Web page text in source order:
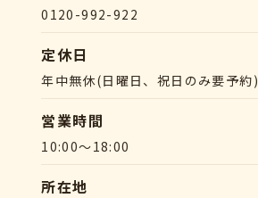
0120-992-922
定休日
年中無休(日曜日、祝日のみ要予約)
営業時間
10:00～18:00
所在地